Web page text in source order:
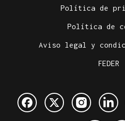
Política de
Política de
Aviso legal y
FEDER